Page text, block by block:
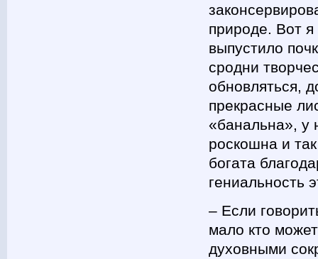
природе. Вот
выпустило
сродни
обновляться,
прекрасные
«банальна», у
роскошна и
богата
гениальность
– Если
мало кто
духовными